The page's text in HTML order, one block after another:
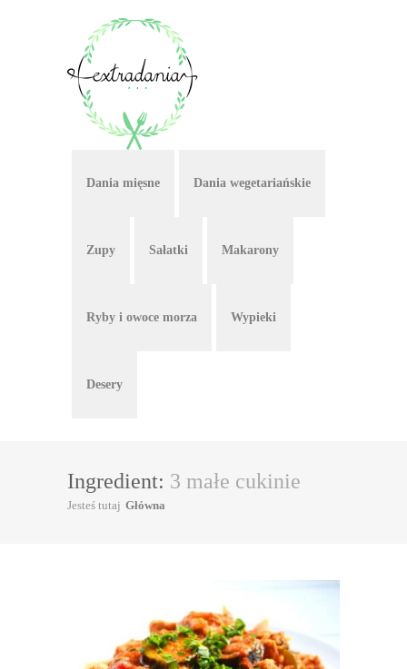
Dania mięsne Dania wegetariańskie
Zupy Sałatki Makarony
Ryby i owoce morza Wypieki
Desery
Ingredient: 3 małe cukinie
Jesteś tutaj Główna